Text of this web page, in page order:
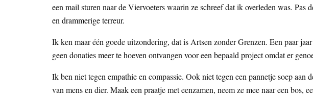
een mail sturen naar de Viervoeters waarin ze schreef dat ik overleden was. Pas
en drammerige terreur.
Ik ken maar één goede uitzondering, dat is Artsen zonder Grenzen. Een paar
geen donaties meer te hoeven ontvangen voor een bepaald project omdat er
Ik ben niet tegen empathie en compassie. Ook niet tegen een pannetje soep aan
van mens en dier. Maak een praatje met eenzamen, neem ze mee naar een bos,